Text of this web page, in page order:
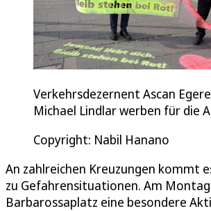
Verkehrsdezernent Ascan
Michael Lindlar werben für die
Copyright: Nabil Hanano
An zahlreichen Kreuzungen kommt
zu Gefahrensituationen. Am
Barbarossaplatz eine besondere